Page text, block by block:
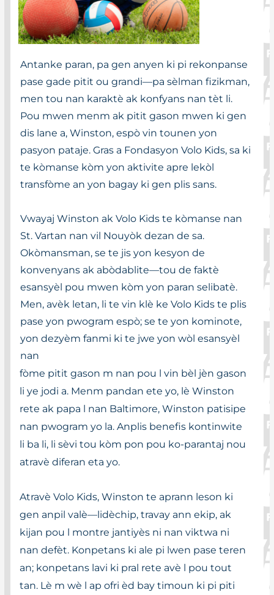
Antanke paran, pa gen anyen ki pi rekonpanse
pase gade pitit ou grandi—pa sèlman fizikman,
men tou nan karaktè ak konfyans nan tèt li.
Pou mwen menm ak pitit gason mwen ki gen
dis lane a, Winston, espò vin tounen yon
pasyon pataje. Gras a Fondasyon Volo Kids, sa ki
te kòmanse kòm yon aktivite apre lekòl
transfòme an yon bagay ki gen plis sans.
Vwayaj Winston ak Volo Kids te kòmanse nan
St. Vartan nan vil Nouyòk dezan de sa.
Okòmansman, se te jis yon kesyon de
konvenyans ak abòdablite—tou de faktè
esansyèl pou mwen kòm yon paran selibatè.
Men, avèk letan, li te vin klè ke Volo Kids te plis
pase yon pwogram espò; se te yon kominote,
yon dezyèm fanmi ki te jwe yon wòl esansyèl
nan
fòme pitit gason m nan pou l vin bèl jèn gason
li ye jodi a. Menm pandan ete yo, lè Winston
rete ak papa l nan Baltimore, Winston patisipe
nan pwogram yo la. Anplis benefis kontinwite
li ba li, li sèvi tou kòm pon pou ko-parantaj nou
atravè diferan eta yo.
Atravè Volo Kids, Winston te aprann leson ki
gen anpil valè—lidèchip, travay ann ekip, ak
kijan pou l montre jantiyès ni nan viktwa ni
nan defèt. Konpetans ki ale pi lwen pase teren
an; konpetans lavi ki pral rete avè l pou tout
tan. Lè m wè l ap ofri èd bay timoun ki pi piti